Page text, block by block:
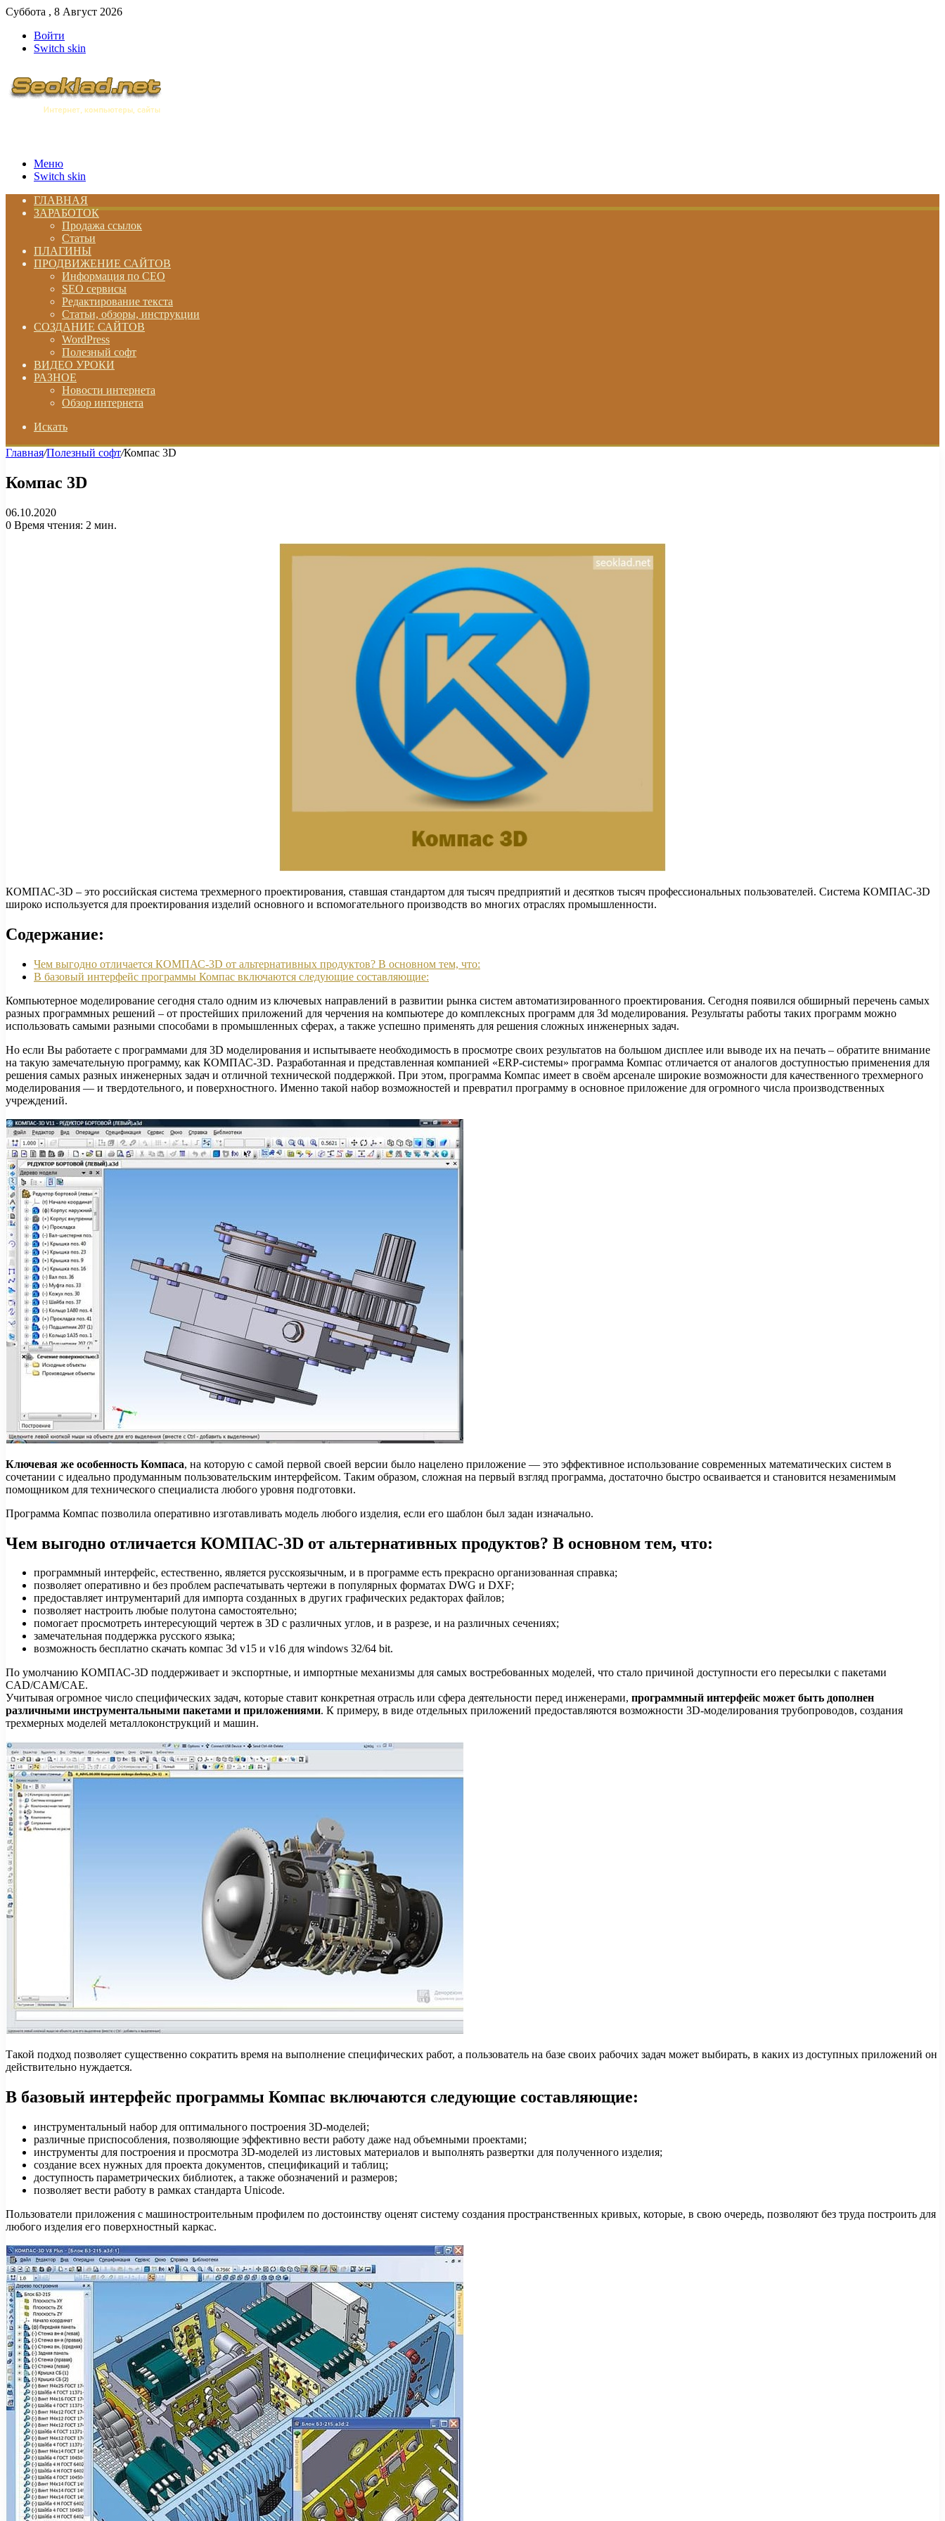
Суббота , 8 Август 2026
Войти
Switch skin
Меню
Switch skin
ГЛАВНАЯ
ЗАРАБОТОК
Продажа ссылок
Статьи
ПЛАГИНЫ
ПРОДВИЖЕНИЕ САЙТОВ
Информация по СЕО
SEO сервисы
Редактирование текста
Статьи, обзоры, инструкции
СОЗДАНИЕ САЙТОВ
WordPress
Полезный софт
ВИДЕО УРОКИ
РАЗНОЕ
Новости интернета
Обзор интернета
Искать
Главная/Полезный софт/Компас 3D
Компас 3D
06.10.2020
0 Время чтения: 2 мин.
КОМПАС-3D – это российская система трехмерного проектирования, ставшая стандартом для тысяч предприятий и десятков тысяч профессиональных пользователей. Система КОМПАС-3D
широко используется для проектирования изделий основного и вспомогательного производств во многих отраслях промышленности.
Содержание:
Чем выгодно отличается КОМПАС-3D от альтернативных продуктов? В основном тем, что:
В базовый интерфейс программы Компас включаются следующие составляющие:
Компьютерное моделирование сегодня стало одним из ключевых направлений в развитии рынка систем автоматизированного проектирования.​ Сегодня появился обширный перечень самых
разных программных решений – от простейших приложений для черчения на компьютере до комплексных программ для 3d моделирования. Результаты работы таких программ можно
использовать самыми разными способами в промышленных сферах, а также успешно применять для решения сложных инженерных задач.
Но если Вы работаете с программами для 3D моделирования и испытываете необходимость в просмотре своих результатов на большом дисплее или выводе их на печать – обратите внимание
на такую замечательную программу, как КОМПАС-3D. Разработанная и представленная компанией «ERP-системы» программа Компас отличается от аналогов доступностью применения для
решения самых разных инженерных задач и отличной технической поддержкой. При этом, программа Компас имеет в своём арсенале широкие возможности для качественного трехмерного
моделирования — и твердотельного, и поверхностного. Именно такой набор возможностей и превратил программу в основное приложение для огромного числа производственных
учреждений.
Ключевая же особенность Компаса, на которую с самой первой своей версии было нацелено приложение — это эффективное использование современных математических систем в
сочетании с идеально продуманным пользовательским интерфейсом. Таким образом, сложная на первый взгляд программа, достаточно быстро осваивается и становится незаменимым
помощником для технического специалиста любого уровня подготовки.
Программа Компас позволила оперативно изготавливать модель любого изделия, если его шаблон был задан изначально.
Чем выгодно отличается КОМПАС-3D от альтернативных продуктов? В основном тем, что:
программный интерфейс, естественно, является русскоязычным, и в программе есть прекрасно организованная справка;
позволяет оперативно и без проблем распечатывать чертежи в популярных форматах DWG и DXF;
предоставляет интрументарий для импорта созданных в других графических редакторах файлов;
позволяет настроить любые полутона самостоятельно;
помогает просмотреть интересующий чертеж в 3D с различных углов, и в разрезе, и на различных сечениях;
замечательная поддержка русского языка;
возможность бесплатно скачать компас 3d v15 и v16 для windows 32/64 bit.
По умолчанию КОМПАС-3D поддерживает и экспортные, и импортные механизмы для самых востребованных моделей, что стало причиной доступности его пересылки с пакетами
CAD/CAM/CAE.
Учитывая огромное число специфических задач, которые ставит конкретная отрасль или сфера деятельности перед инженерами, программный интерфейс может быть дополнен
различными инструментальными пакетами и приложениями. К примеру, в виде отдельных приложений предоставляются возможности 3D-моделирования трубопроводов, создания
трехмерных моделей металлоконструкций и машин.
Такой подход позволяет существенно сократить время на выполнение специфических работ, а пользователь на базе своих рабочих задач может выбирать, в каких из доступных приложений он
действительно нуждается.
В базовый интерфейс программы Компас включаются следующие составляющие:
инструментальный набор для оптимального построения 3D-моделей;
различные приспособления, позволяющие эффективно вести работу даже над объемными проектами;
инструменты для построения и просмотра 3D-моделей из листовых материалов и выполнять развертки для полученного изделия;
создание всех нужных для проекта документов, спецификаций и таблиц;
доступность параметрических библиотек, а также обозначений и размеров;
позволяет вести работу в рамках стандарта Unicode.
Пользователи приложения с машиностроительным профилем по достоинству оценят систему создания пространственных кривых, которые, в свою очередь, позволяют без труда построить для
любого изделия его поверхностный каркас.